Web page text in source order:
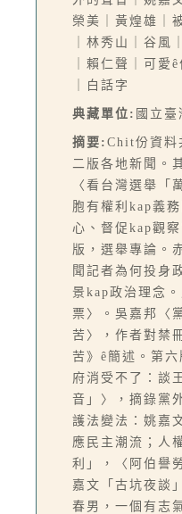
榮美｜黃煌雄｜
｜林秀山｜谷風
｜賴仁聲｜可愛
｜白話字
典藏單位: 國立
摘要: Chit份資料
二版各地新聞。
〈看台灣選舉「
胞有權利kap義
心、督促kap觀
版，選舉專論。
聞記者為何投身
景kap政治理念
票〉。吳嘉邦〈
苦〉，作者對禁
苦》ê簡述。第
府消受不了：談
音」〉，摘錄黨
護法變法：姚嘉
應民主潮流；人
利」，〈阿伯譽
嘉文「古坑夜談
春男，一個有志